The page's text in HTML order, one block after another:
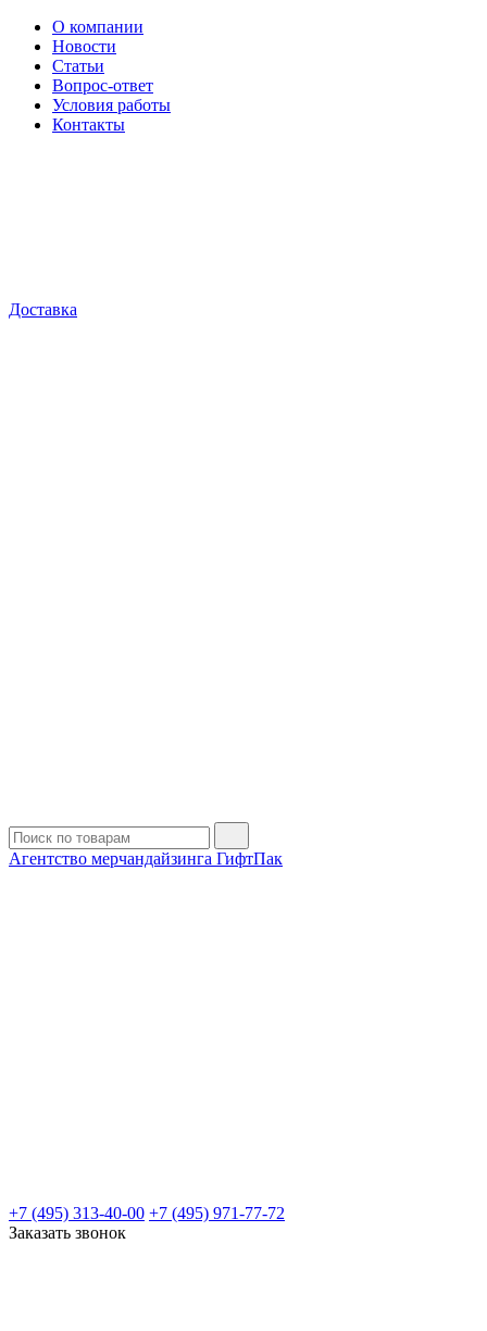
О компании
Новости
Статьи
Вопрос-ответ
Условия работы
Контакты
Доставка
Агентство мерчандайзинга ГифтПак
+7 (495) 313-40-00 +7 (495) 971-77-72
Заказать звонок